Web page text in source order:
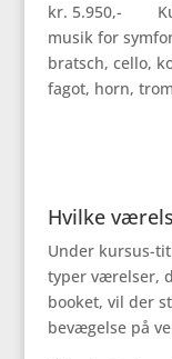
kr. 5.950,-
musik for
bratsch, cello,
fagot, horn,
Hvilke
Under kursus-
typer værelser,
booket, vil der
bevægelse på